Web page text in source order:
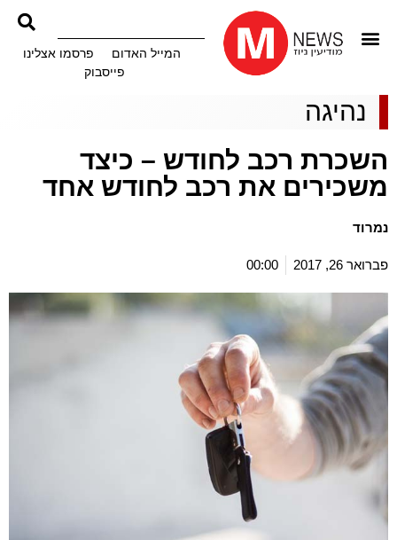
המייל האדום
פרסמו אצלינו
פייסבוק
נהיגה
השכרת רכב לחודש – כיצד
משכירים את רכב לחודש אחד
נמרוד
פברואר 26, 2017 00:00